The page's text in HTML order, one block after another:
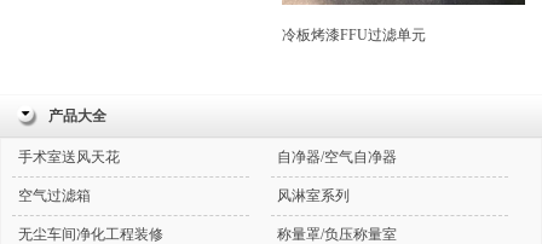
冷板烤漆FFU过滤单元
产品大全
手术室送风天花 自净器/空气自净器
空气过滤箱 风淋室系列
无尘车间净化工程装修 称量罩/负压称量室